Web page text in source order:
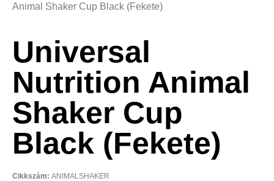
Animal Shaker Cup Black (Fekete)
Universal
Nutrition Animal
Shaker Cup
Black (Fekete)
Cikkszám: ANIMALSHAKER